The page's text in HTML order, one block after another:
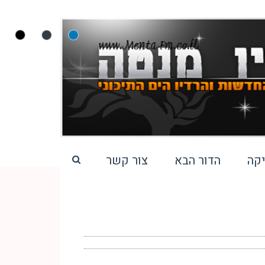
הדור הבא צור קשר